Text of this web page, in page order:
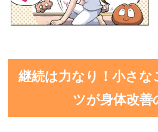
継続は力なり！小さな
ツが身体改善